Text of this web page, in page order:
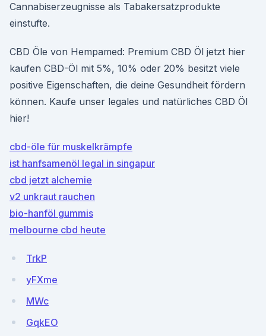
Cannabiserzeugnisse als Tabakersatzprodukte
einstufte.
CBD Öle von Hempamed: Premium CBD Öl jetzt hier
kaufen CBD-Öl mit 5%, 10% oder 20% besitzt viele
positive Eigenschaften, die deine Gesundheit fördern
können. Kaufe unser legales und natürliches CBD Öl
hier!
cbd-öle für muskelkrämpfe
ist hanfsamenöl legal in singapur
cbd jetzt alchemie
v2 unkraut rauchen
bio-hanföl gummis
melbourne cbd heute
TrkP
yFXme
MWc
GqkEO